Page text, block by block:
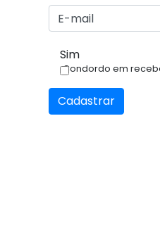
Sim
Condordo em
Cadastrar